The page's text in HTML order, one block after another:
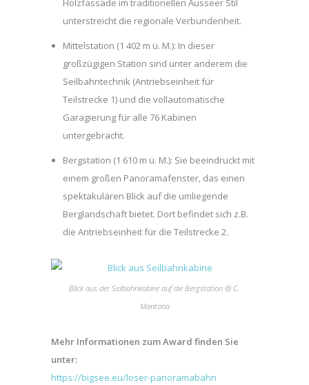
Holzfassade im traditionellen Ausseer Stil
unterstreicht die regionale Verbundenheit.
Mittelstation (1 402 m ü. M.): In dieser
großzügigen Station sind unter anderem die
Seilbahntechnik (Antriebseinheit für
Teilstrecke 1) und die vollautomatische
Garagierung für alle 76 Kabinen
untergebracht.
Bergstation (1 610 m ü. M.): Sie beeindruckt mit
einem großen Panoramafenster, das einen
spektakulären Blick auf die umliegende
Berglandschaft bietet. Dort befindet sich z.B.
die Antriebseinheit für die Teilstrecke 2.
Blick aus der Seilbahnkabine auf die Bergstation @ C.
Mantona
Mehr Informationen zum Award finden Sie
unter:
https://bigsee.eu/loser-panoramabahn